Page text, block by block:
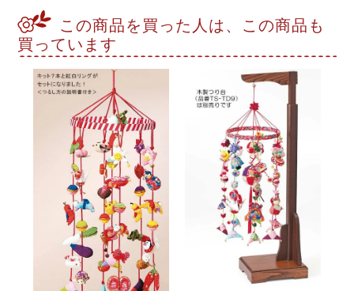
この商品を買った人は、この商品も
買っています